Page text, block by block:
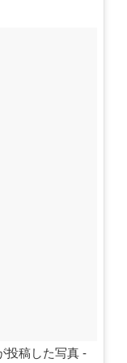
投稿した写真 -